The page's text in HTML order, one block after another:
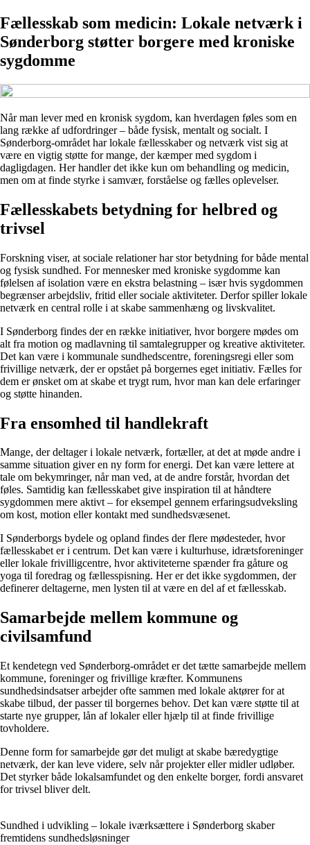
Fællesskab som medicin: Lokale netværk i
Sønderborg støtter borgere med kroniske
sygdomme
Når man lever med en kronisk sygdom, kan hverdagen føles som en
lang række af udfordringer – både fysisk, mentalt og socialt. I
Sønderborg-området har lokale fællesskaber og netværk vist sig at
være en vigtig støtte for mange, der kæmper med sygdom i
dagligdagen. Her handler det ikke kun om behandling og medicin,
men om at finde styrke i samvær, forståelse og fælles oplevelser.
Fællesskabets betydning for helbred og
trivsel
Forskning viser, at sociale relationer har stor betydning for både mental
og fysisk sundhed. For mennesker med kroniske sygdomme kan
følelsen af isolation være en ekstra belastning – især hvis sygdommen
begrænser arbejdsliv, fritid eller sociale aktiviteter. Derfor spiller lokale
netværk en central rolle i at skabe sammenhæng og livskvalitet.
I Sønderborg findes der en række initiativer, hvor borgere mødes om
alt fra motion og madlavning til samtalegrupper og kreative aktiviteter.
Det kan være i kommunale sundhedscentre, foreningsregi eller som
frivillige netværk, der er opstået på borgernes eget initiativ. Fælles for
dem er ønsket om at skabe et trygt rum, hvor man kan dele erfaringer
og støtte hinanden.
Fra ensomhed til handlekraft
Mange, der deltager i lokale netværk, fortæller, at det at møde andre i
samme situation giver en ny form for energi. Det kan være lettere at
tale om bekymringer, når man ved, at de andre forstår, hvordan det
føles. Samtidig kan fællesskabet give inspiration til at håndtere
sygdommen mere aktivt – for eksempel gennem erfaringsudveksling
om kost, motion eller kontakt med sundhedsvæsenet.
I Sønderborgs bydele og opland findes der flere mødesteder, hvor
fællesskabet er i centrum. Det kan være i kulturhuse, idrætsforeninger
eller lokale frivilligcentre, hvor aktiviteterne spænder fra gåture og
yoga til foredrag og fællesspisning. Her er det ikke sygdommen, der
definerer deltagerne, men lysten til at være en del af et fællesskab.
Samarbejde mellem kommune og
civilsamfund
Et kendetegn ved Sønderborg-området er det tætte samarbejde mellem
kommune, foreninger og frivillige kræfter. Kommunens
sundhedsindsatser arbejder ofte sammen med lokale aktører for at
skabe tilbud, der passer til borgernes behov. Det kan være støtte til at
starte nye grupper, lån af lokaler eller hjælp til at finde frivillige
tovholdere.
Denne form for samarbejde gør det muligt at skabe bæredygtige
netværk, der kan leve videre, selv når projekter eller midler udløber.
Det styrker både lokalsamfundet og den enkelte borger, fordi ansvaret
for trivsel bliver delt.
Sundhed i udvikling – lokale iværksættere i Sønderborg skaber
fremtidens sundhedsløsninger